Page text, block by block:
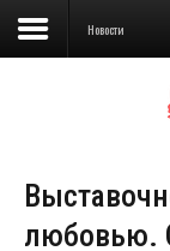
Сведения об
Школа
Новости
любовью.